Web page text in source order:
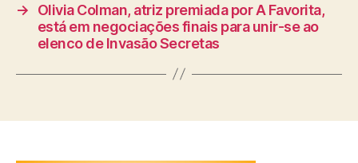
→
Olivia Colman, atriz premiada por A Favorita,
está em negociações finais para unir-se ao
elenco de Invasão Secretas